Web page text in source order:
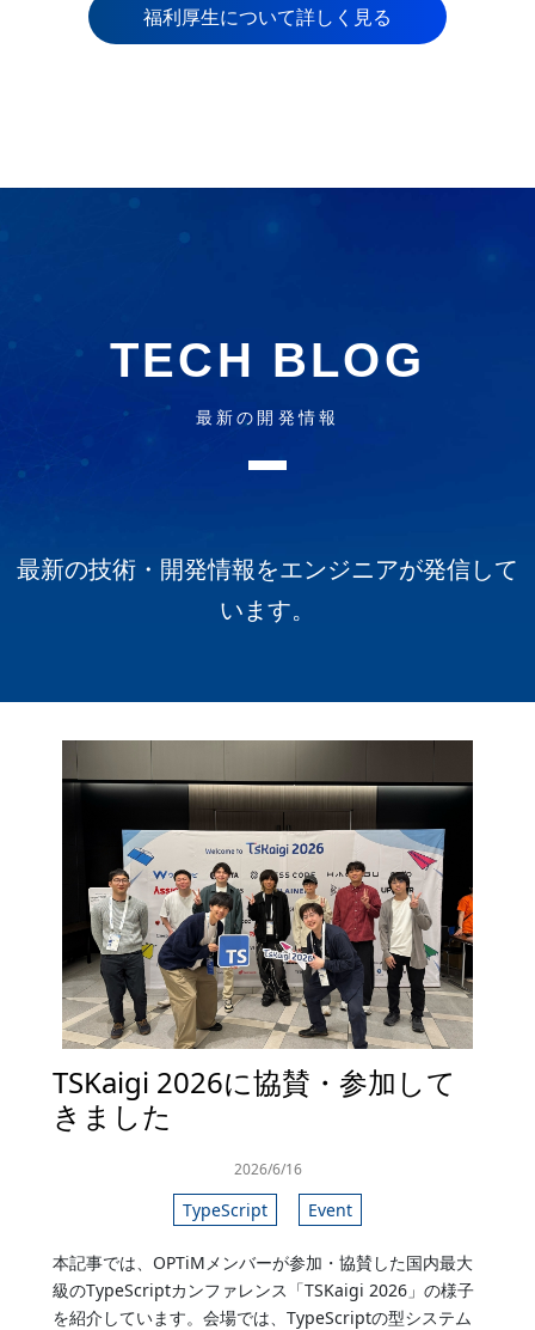
福利厚生について詳しく見る
TECH BLOG
最新の開発情報
最新の技術・開発情報をエンジニアが発信して
います。
TSKaigi 2026に協賛・参加して
きました
2026/6/16
TypeScript Event
本記事では、OPTiMメンバーが参加・協賛した国内最大
級のTypeScriptカンファレンス「TSKaigi 2026」の様子
を紹介しています。会場では、TypeScriptの型システム